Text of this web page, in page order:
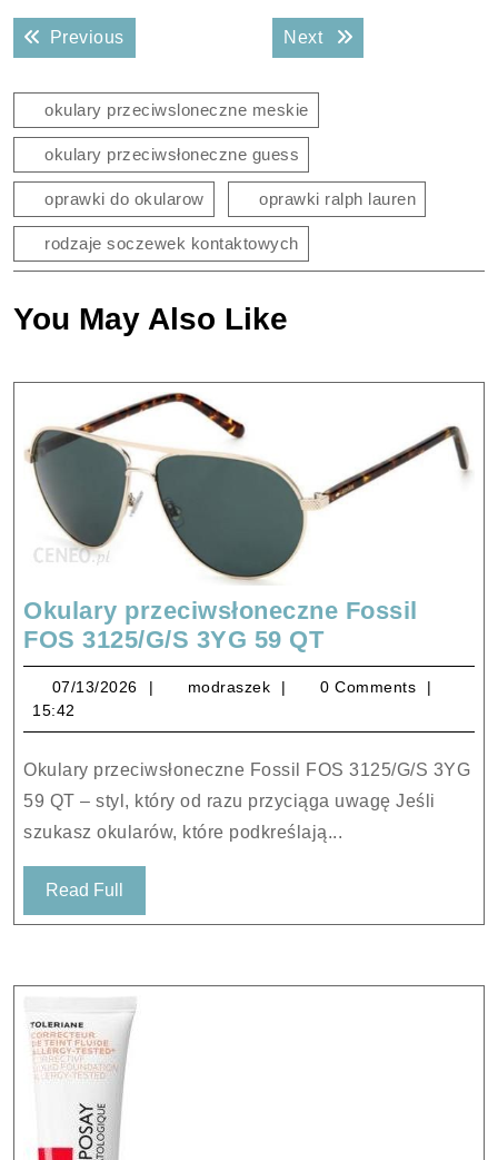
Nawigacja
wpisuPreviousPrevious post: Next Next post:
okulary przeciwsloneczne meskie
okulary przeciwsłoneczne guess
oprawki do okularow oprawki ralph lauren
rodzaje soczewek kontaktowych
You May Also Like
Okulary przeciwsłoneczne Fossil
FOS 3125/G/S 3YG 59 QTOkulary
Fossil
FOS
3YG
59
QT
07/13/2026 07/13/2026
modraszek modraszek
0 Comments
15:42
Okulary przeciwsłoneczne Fossil FOS 3125/G/S 3YG
59 QT – styl, który od razu przyciąga uwagę Jeśli
szukasz okularów, które podkreślają...
Read Full
Full